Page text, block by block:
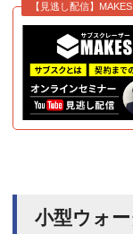
【見逃し配信】
小型ウォ